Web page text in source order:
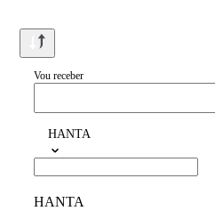
Vou receber
HANTA
HANTA